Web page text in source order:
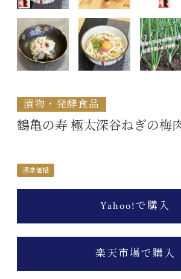
漬物・発酵食品
鶴亀の寿 極太深谷ねぎの梅
通常価格
Yahoo!で購入
楽天市場で購入